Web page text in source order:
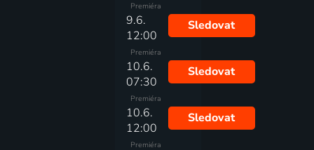
Premiéra
9.6.
12:00
Premiéra
Sledovat
10.6.
07:30
Premiéra
Sledovat
10.6.
12:00
Premiéra
Sledovat